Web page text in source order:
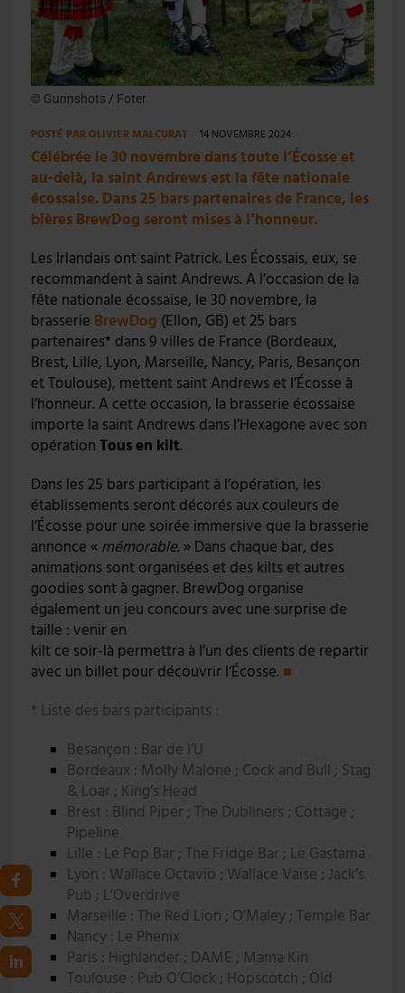
© Gunnshots / Foter
POSTÉ PAROLIVIER MALCURAT 14 NOVEMBRE 2024
Célébrée le 30 novembre dans toute l’Écosse et
au-delà, la saint Andrews est la fête nationale
écossaise. Dans 25 bars partenaires de France, les
bières BrewDog seront mises à l’honneur.
Les Irlandais ont saint Patrick. Les Écossais, eux, se
recommandent à saint Andrews. A l’occasion de la
fête nationale écossaise, le 30 novembre, la
brasserie BrewDog (Ellon, GB) et 25 bars
partenaires* dans 9 villes de France (Bordeaux,
Brest, Lille, Lyon, Marseille, Nancy, Paris, Besançon
et Toulouse), mettent saint Andrews et l’Écosse à
l’honneur. A cette occasion, la brasserie écossaise
importe la saint Andrews dans l’Hexagone avec son
opération Tous en kilt.
Dans les 25 bars participant à l’opération, les
établissements seront décorés aux couleurs de
l’Écosse pour une soirée immersive que la brasserie
annonce « mémorable. » Dans chaque bar, des
animations sont organisées et des kilts et autres
goodies sont à gagner. BrewDog organise
également un jeu concours avec une surprise de
taille : venir en
kilt ce soir-là permettra à l’un des clients de repartir
avec un billet pour découvrir l‘Écosse. ■
* Liste des bars participants :
Besançon : Bar de l’U
Bordeaux : Molly Malone ; Cock and Bull ; Stag
& Loar ; King’s Head
Brest : Blind Piper ; The Dubliners ; Cottage ;
Pipeline
Lille : Le Pop Bar ; The Fridge Bar ; Le Gastama
Lyon : Wallace Octavio ; Wallace Vaise ; Jack’s
Pub ; L’Overdrive
Marseille : The Red Lion ; O’Maley ; Temple Bar
Nancy : Le Phenix
Paris : Highlander ; DAME ; Mama Kin
Toulouse : Pub O’Clock ; Hopscotch ; Old